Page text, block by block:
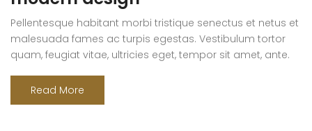
Pellentesque habitant morbi tristique senectus et netus et
malesuada fames ac turpis egestas. Vestibulum tortor
quam, feugiat vitae, ultricies eget, tempor sit amet, ante.
ultricies mi vitae est. Mauris placerat eleifend leo. Quisque
sit amet est et sapien ullamcorper pharetra. Vestibulum
Read More